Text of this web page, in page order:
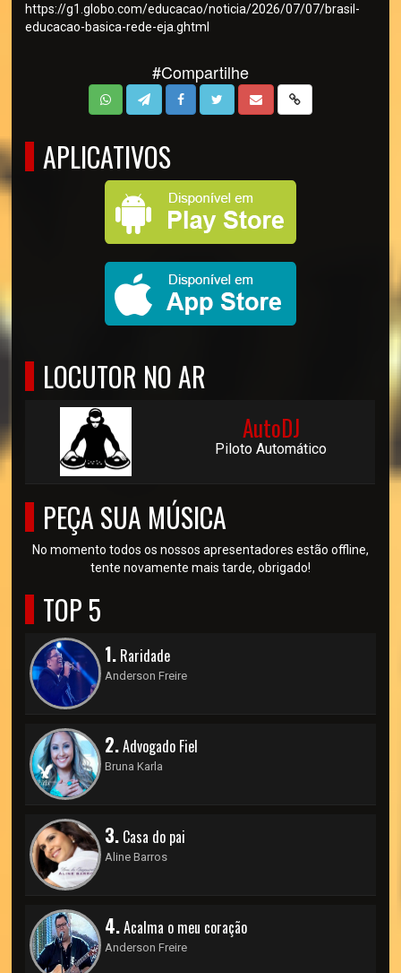
https://g1.globo.com/educacao/noticia/2026/07/07/brasil-
educacao-basica-rede-eja.ghtml
#Compartilhe
APLICATIVOS
LOCUTOR NO AR
AutoDJ
Piloto Automático
PEÇA SUA MÚSICA
No momento todos os nossos apresentadores estão offline,
tente novamente mais tarde, obrigado!
TOP 5
1. Raridade
Anderson Freire
2.Advogado Fiel
Bruna Karla
3. Casa do pai
Aline Barros
4.Acalma o meu coração
Anderson Freire